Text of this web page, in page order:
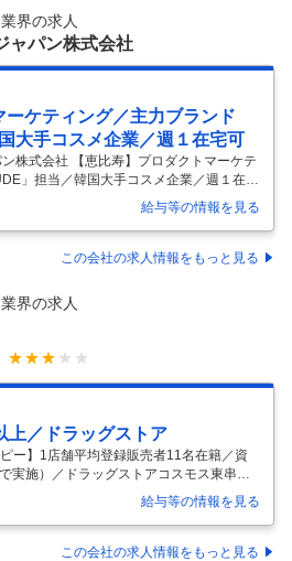
界の求人
ャパン株式会社
ケティング／主力ブランド
大手コスメ企業／週１在宅可
株式会社 【恵比寿】プロダクトマーケテ
」担当／韓国大手コスメ企業／週１在宅
ロダクトマーケティング／主力ブランド
スメ企業／週１在宅可 【具体的な仕事内
な方へ！／大人気韓国コスメ展開の化粧
在宅可／残業20時間以内／時差出勤可で
戦略の企画立案から運営管理までを幅広
市場の特性や消費者ニーズを分析し、
給与等の情報を見る
この会社の求人情報をもっと見る
界の求人
上／ドラッグストア
ー】1店舗平均登録販売者11名在籍／資
実施）／ドラッグストアコスモス東串良
メント・医薬品・健康食品または化粧品の
平均12名在籍》ゆとりある環境でカウン
は】 店舗で接客・販売・売り場作り等の
の専門知識は、毎週1-2回実施する勉強会
給与等の情報を見る
この会社の求人情報をもっと見る